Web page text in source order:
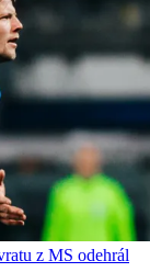
z MS odehrál